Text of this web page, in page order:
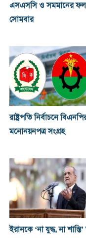
এসএসসি ও সমমানের ফল
সোমবার
রাষ্ট্রপতি নির্বাচনে
মনোনয়নপত্র সংগ্রহ
ইরানকে ‘না যুদ্ধ, না শান্তি’